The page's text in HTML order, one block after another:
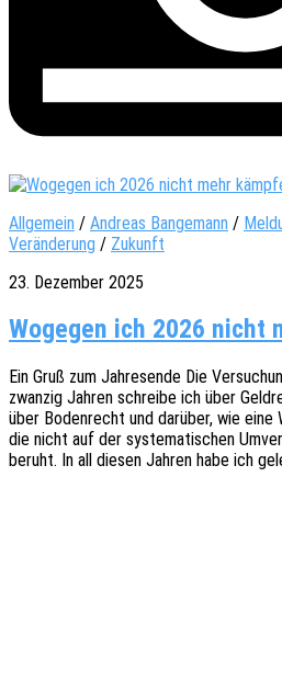
Allgemein / Andreas Bangemann /
Veränderung / Zukunft
23. Dezember 2025
Wogegen ich 2026 nicht
Ein Gruß zum Jahres­en­de Die
zwan­zig Jahren schrei­be ich über
über Boden­recht und darüber, wie
die nicht auf der syste­ma­ti­schen
beruht. In all diesen Jahren habe ich